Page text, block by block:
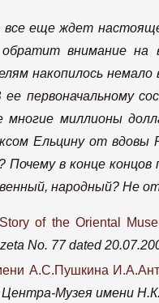
все еще ждет
внимание на
накопилось
первоначальному
миллионы
Ельцину от вдовы
Почему в конце
народный? Не
of the Oriental
No. 77 dated
А.С.Пушкина
Музея имени